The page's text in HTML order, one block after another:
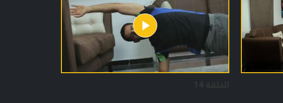
الحلقة 14